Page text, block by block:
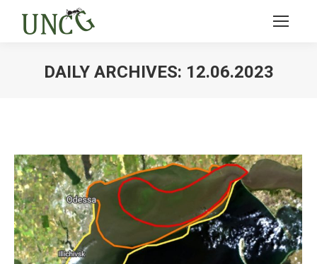
DAILY ARCHIVES: 12.06.2023